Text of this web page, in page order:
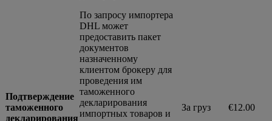
Подтверждение
таможенного
декларирования
По запросу импортера
DHL может
предоставить пакет
документов
назначенному
клиентом брокеру для
проведения им
таможенного
декларирования
импортных товаров и
За груз €12.00